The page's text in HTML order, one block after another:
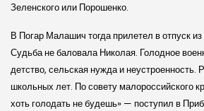
Зеленского или Порошенко.
В Погар Малашич тогда прилетел в отпуск
Судьба не баловала Николая. Голодное
детство, сельская нужда и неустроенность.
школьных лет. По совету малороссийского
хоть голодать не будешь» — поступил в